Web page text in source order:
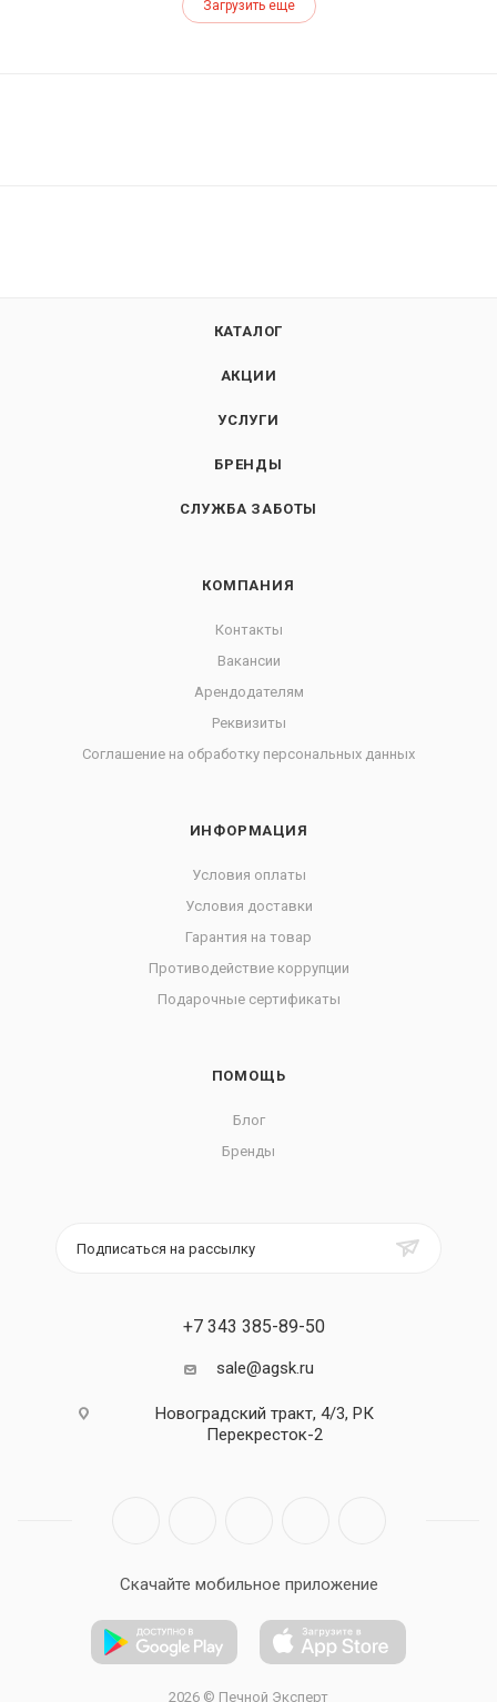
Загрузить еще
КАТАЛОГ
АКЦИИ
УСЛУГИ
БРЕНДЫ
СЛУЖБА ЗАБОТЫ
КОМПАНИЯ
Контакты
Вакансии
Арендодателям
Реквизиты
Соглашение на обработку персональных данных
ИНФОРМАЦИЯ
Условия оплаты
Условия доставки
Гарантия на товар
Противодействие коррупции
Подарочные сертификаты
ПОМОЩЬ
Блог
Бренды
Подписаться на рассылку
+7 343 385-89-50
sale@agsk.ru
Новоградский тракт, 4/3, РК
Перекресток-2
Скачайте мобильное приложение
2026 © Печной Эксперт